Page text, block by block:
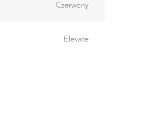
Czerwony
Elevate